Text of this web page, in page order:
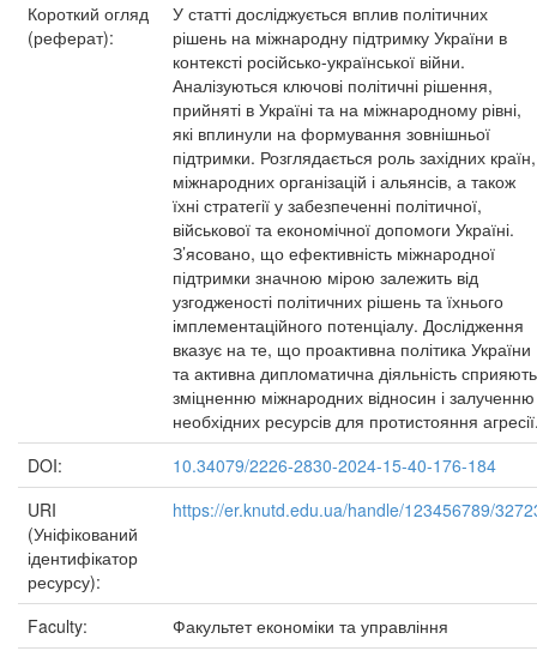
Короткий огляд
(реферат):
У статті досліджується вплив політичних
рішень на міжнародну підтримку України в
контексті російсько-української війни.
Аналізуються ключові політичні рішення,
прийняті в Україні та на міжнародному рівні,
які вплинули на формування зовнішньої
підтримки. Розглядається роль західних країн,
міжнародних організацій і альянсів, а також
їхні стратегії у забезпеченні політичної,
військової та економічної допомоги Україні.
З’ясовано, що ефективність міжнародної
підтримки значною мірою залежить від
узгодженості політичних рішень та їхнього
імплементаційного потенціалу. Дослідження
вказує на те, що проактивна політика України
та активна дипломатична діяльність сприяють
зміцненню міжнародних відносин і залученню
необхідних ресурсів для протистояння
DOI:
10.34079/2226-2830-2024-15-40-176-184
URI
(Уніфікований
ідентифікатор
ресурсу):
https://er.knutd.edu.ua/handle/123456789/
Faculty:
Факультет економіки та управління